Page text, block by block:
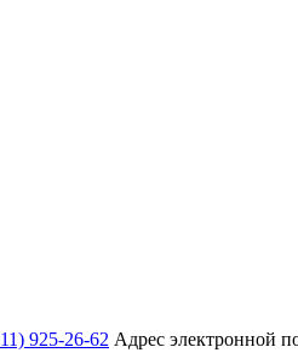
925-26-62 Адрес электронной